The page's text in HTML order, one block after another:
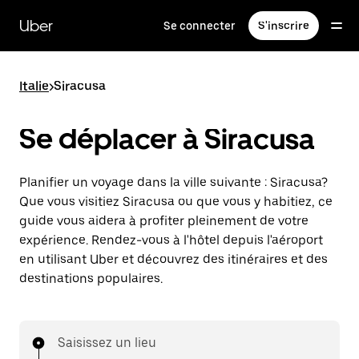
contenu
principal
Uber Se connecter S'inscrire
Italie>Siracusa
Se déplacer à Siracusa
Planifier un voyage dans la ville suivante : Siracusa?
Que vous visitiez Siracusa ou que vous y habitiez, ce
guide vous aidera à profiter pleinement de votre
expérience. Rendez-vous à l'hôtel depuis l'aéroport
en utilisant Uber et découvrez des itinéraires et des
destinations populaires.
Saisissez un lieu